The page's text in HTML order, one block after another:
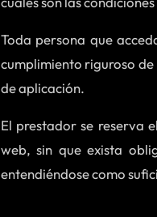
Toda persona que
cumplimiento riguroso
de aplicación.
El prestador se reserva
web, sin que exista
entendiéndose como